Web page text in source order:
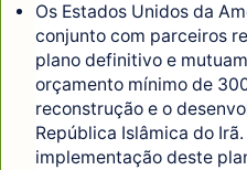
Os Estados Unidos da
conjunto com parceiros
plano definitivo e
orçamento mínimo de
reconstrução e o
República Islâmica do
implementação deste